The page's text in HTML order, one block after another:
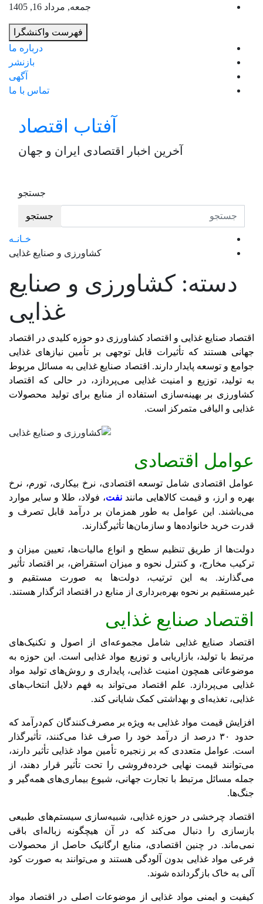
جمعه, مرداد 16, 1405
فهرست واکنشگرا
درباره ما
بازنشر
آگهی
تماس با ما
آفتاب اقتصاد
آخرین اخبار اقتصادی ایران و جهان
جستجو
جستجو
خـانـه
کشاورزی و صنایع غذایی
دسته: کشاورزی و صنایع
غذایی
اقتصاد صنایع غذایی و اقتصاد کشاورزی دو حوزه کلیدی در اقتصاد
جهانی هستند که تأثیرات قابل توجهی بر تأمین نیازهای غذایی
جوامع و توسعه پایدار دارند. اقتصاد صنایع غذایی به مسائل مربوط
به تولید، توزیع و امنیت غذایی می‌پردازد، در حالی که اقتصاد
کشاورزی بر بهینه‌سازی استفاده از منابع برای تولید محصولات
غذایی و الیافی متمرکز است.
عوامل اقتصادی
عوامل اقتصادی شامل توسعه اقتصادی، نرخ بیکاری، تورم، نرخ
بهره و ارز، و قیمت کالاهایی مانند نفت، فولاد، طلا و سایر موارد
می‌باشند. این عوامل به طور همزمان بر درآمد قابل تصرف و
قدرت خرید خانواده‌ها و سازمان‌ها تأثیرگذارند.
دولت‌ها از طریق تنظیم سطح و انواع مالیات‌ها، تعیین میزان و
ترکیب مخارج، و کنترل نحوه و میزان استقراض، بر اقتصاد تأثیر
می‌گذارند. به این ترتیب، دولت‌ها به صورت مستقیم و
غیرمستقیم بر نحوه بهره‌برداری از منابع در اقتصاد اثرگذار هستند.
اقتصاد صنایع غذایی
اقتصاد صنایع غذایی شامل مجموعه‌ای از اصول و تکنیک‌های
مرتبط با تولید، بازاریابی و توزیع مواد غذایی است. این حوزه به
موضوعاتی همچون امنیت غذایی، پایداری و روش‌های تولید مواد
غذایی می‌پردازد. علم اقتصاد می‌تواند به فهم دلایل انتخاب‌های
غذایی، تغذیه‌ای و بهداشتی کمک شایانی کند.
افزایش قیمت مواد غذایی به ویژه بر مصرف‌کنندگان کم‌درآمد که
حدود ۳۰ درصد از درآمد خود را صرف غذا می‌کنند، تأثیرگذار
است. عوامل متعددی که بر زنجیره تأمین مواد غذایی تأثیر دارند،
می‌توانند قیمت نهایی خرده‌فروشی را تحت تأثیر قرار دهند، از
جمله مسائل مرتبط با تجارت جهانی، شیوع بیماری‌های همه‌گیر و
جنگ‌ها.
اقتصاد چرخشی در حوزه غذایی، شبیه‌سازی سیستم‌های طبیعی
بازسازی را دنبال می‌کند که در آن هیچگونه زباله‌ای باقی
نمی‌ماند. در چنین اقتصادی، منابع ارگانیک حاصل از محصولات
فرعی مواد غذایی بدون آلودگی هستند و می‌توانند به صورت کود
آلی به خاک بازگردانده شوند.
کیفیت و ایمنی مواد غذایی از موضوعات اصلی در اقتصاد مواد